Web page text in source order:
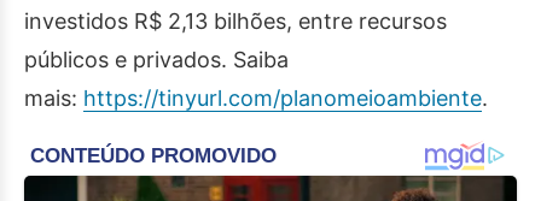
investidos R$ 2,13 bilhões, entre recursos
públicos e privados. Saiba
mais: https://tinyurl.com/planomeioambiente.